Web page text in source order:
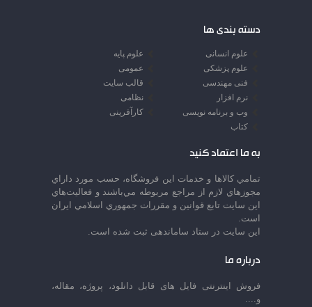
دسته بندی ها
علوم انسانی
علوم پایه
علوم پزشکی
عمومی
فنی مهندسی
قالب سایت
نرم افزار
نظامی
وب و برنامه نویسی
کارآفرینی
کتاب
به ما اعتماد کنید
تمامي كالاها و خدمات اين فروشگاه، حسب مورد داراي
مجوزهاي لازم از مراجع مربوطه مي‌باشند و فعاليت‌هاي
اين سايت تابع قوانين و مقررات جمهوري اسلامي ايران
است.
این سایت در ستاد ساماندهی ثبت شده است.
درباره ما
فروش اینترنتی فایل های قابل دانلود، پروژه، مقاله،
و....